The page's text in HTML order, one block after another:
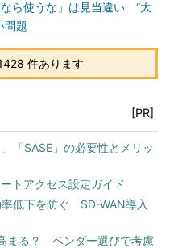
なら使うな」は見当違い “大
問題
件あります
[PR]
「SASE」の必要性とメリッ
トアクセス設定ガイド
低下を防ぐ SD-WAN導入
まる？ ベンダー選びで考慮